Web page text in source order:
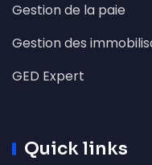
Gestion de la paie
Gestion des
GED Expert
Quick links